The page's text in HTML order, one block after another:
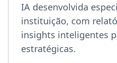
IA desenvolvida
instituição, com
insights inteligentes
estratégicas.